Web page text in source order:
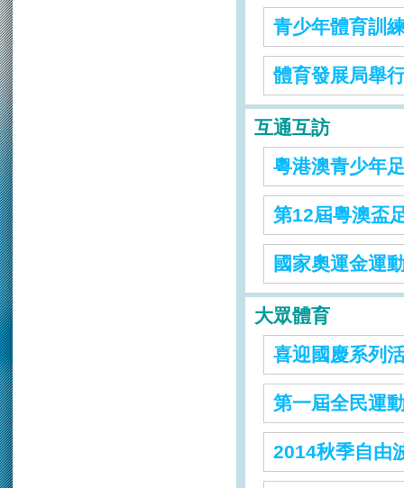
青少年體育訓
體育發展局舉
互通互訪
粵港澳青少年
第12屆粵澳盃
國家奧運金運
大眾體育
喜迎國慶系列
第一屆全民運
2014秋季自由